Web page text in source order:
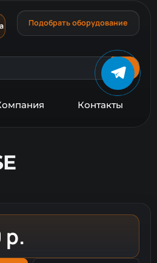
Подобрать оборудование
Контакты
р.